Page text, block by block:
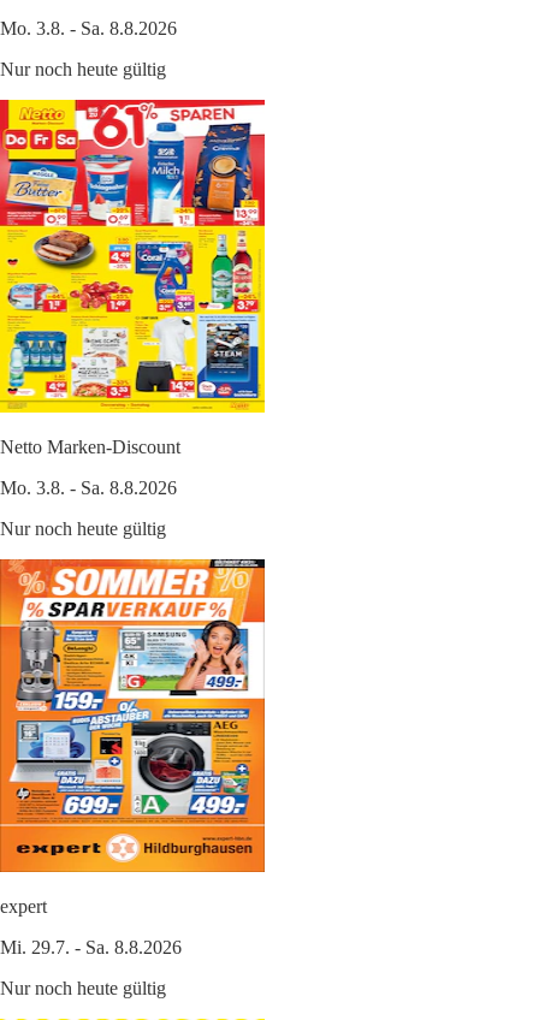
Mo. 3.8. - Sa. 8.8.2026
Nur noch heute gültig
Netto Marken-Discount
Mo. 3.8. - Sa. 8.8.2026
Nur noch heute gültig
expert
Mi. 29.7. - Sa. 8.8.2026
Nur noch heute gültig